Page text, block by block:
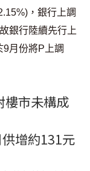
，銀行上調
銀行陸續先行上
月份將P上調
樓市未構成
增約131元